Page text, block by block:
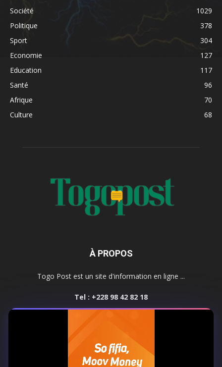
Société
1029
Politique
378
Sport
304
Economie
127
Education
117
Santé
96
Afrique
70
Culture
68
À PROPOS
Togo Post est un site d'information en ligne ...
Tel : +228 98 42 82 18
SUIVEZ NOUS